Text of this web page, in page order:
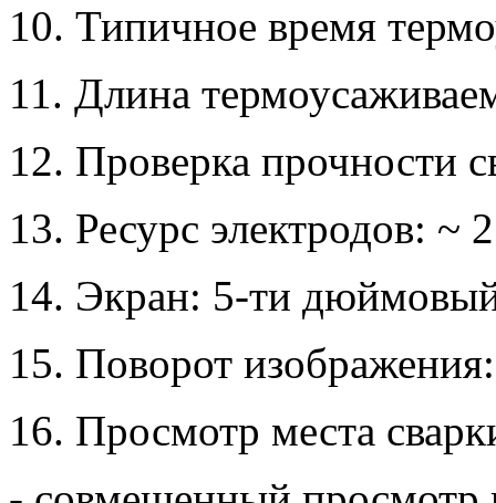
10. Типичное время
11. Длина
12. Проверка прочности
13. Ресурс электродов: ~
14. Экран: 5-ти
15. Поворот
16. Просмотр места